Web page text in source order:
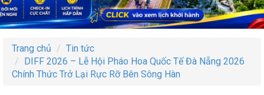
Trang chủ
Tin tức
DIFF 2026 – Lễ Hội Pháo Hoa Quốc Tế Đà Nẵng 2026
Chính Thức Trở Lại Rực Rỡ Bên Sông Hàn